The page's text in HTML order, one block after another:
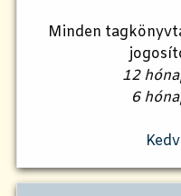
Minden
12
6